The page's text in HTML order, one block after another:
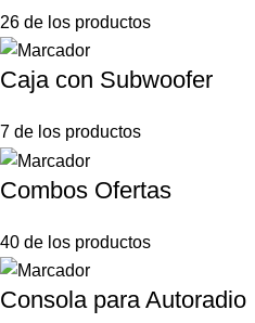
26 de los productos
Caja con Subwoofer
7 de los productos
Combos Ofertas
40 de los productos
Consola para Autoradio